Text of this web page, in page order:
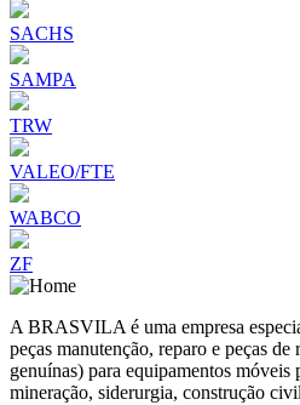
SACHS
SAMPA
TRW
VALEO/FTE
WABCO
ZF
A BRASVILA é uma empresa
peças manutenção, reparo e peças
genuínas) para equipamentos móveis
mineração, siderurgia, construção